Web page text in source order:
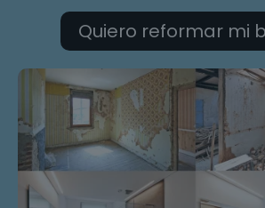
Quiero reformar mi